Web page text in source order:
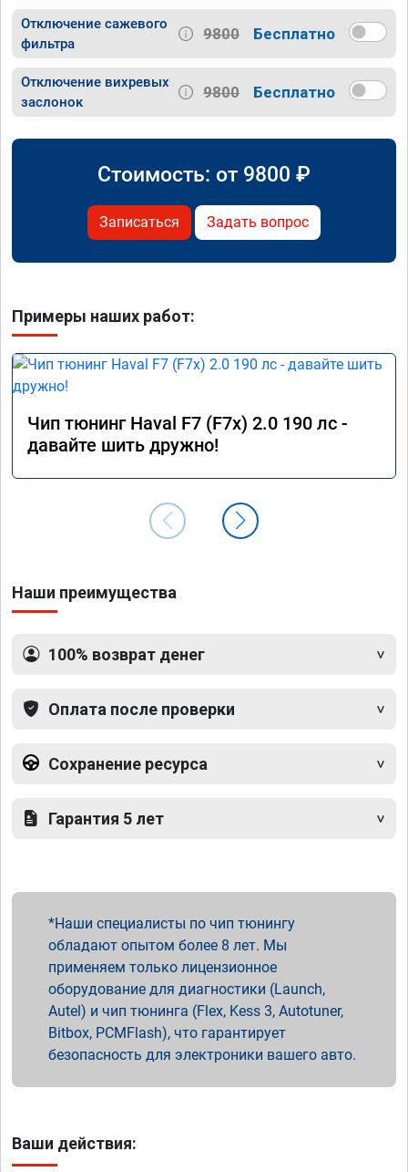
Отключение сажевого
фильтра
9800 Бесплатно
Отключение вихревых
заслонок
9800 Бесплатно
Стоимость: от 9800 ₽
Записаться Задать вопрос
Примеры наших работ:
Чип тюнинг Haval F7 (F7x) 2.0 190 лс -
давайте шить дружно!
Наши преимущества
100% возврат денег
Оплата после проверки
Сохранение ресурса
Гарантия 5 лет
Наши специалисты по чип тюнингу
обладают опытом более 8 лет. Мы
применяем только лицензионное
оборудование для диагностики (Launch,
Autel) и чип тюнинга (Flex, Kess 3, Autotuner,
Bitbox, PCMFlash), что гарантирует
безопасность для электроники вашего авто.
Ваши действия: